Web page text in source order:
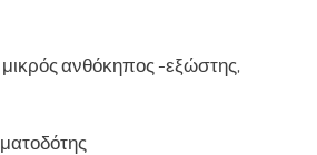
μικρός ανθόκηπος -εξώστης,